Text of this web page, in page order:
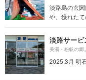
淡路島の玄
や、獲れたて
淡路サー
美湯・松帆の郷
2025.3月 明